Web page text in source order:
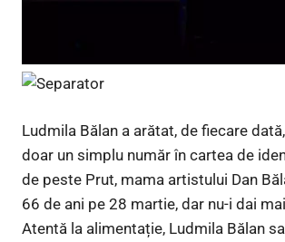
Ludmila Bălan a arătat, de fiecare
doar un simplu număr în cartea de
de peste Prut, mama artistului Dan
66 de ani pe 28 martie, dar nu-i dai
Atentă la alimentație, Ludmila Bălan